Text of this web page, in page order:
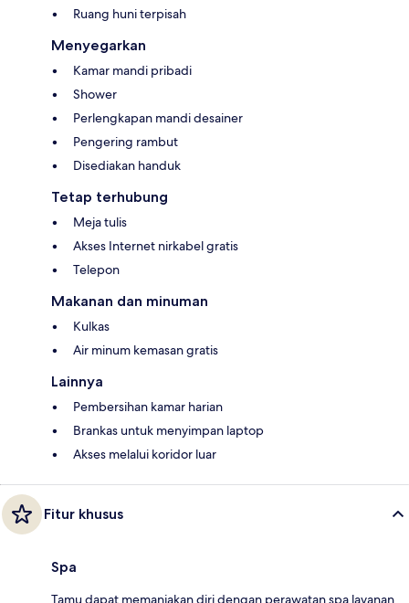
Ruang huni terpisah
Menyegarkan
Kamar mandi pribadi
Shower
Perlengkapan mandi desainer
Pengering rambut
Disediakan handuk
Tetap terhubung
Meja tulis
Akses Internet nirkabel gratis
Telepon
Makanan dan minuman
Kulkas
Air minum kemasan gratis
Lainnya
Pembersihan kamar harian
Brankas untuk menyimpan laptop
Akses melalui koridor luar
Fitur khusus
Spa
Tamu dapat memanjakan diri dengan perawatan spa layanan